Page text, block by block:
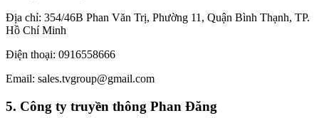
Địa chỉ: 354/46B Phan Văn Trị, Phường 11, Quận Bình Thạnh, TP.
Hồ Chí Minh
Điện thoại: 0916558666
Email: sales.tvgroup@gmail.com
5. Công ty truyền thông Phan Đăng